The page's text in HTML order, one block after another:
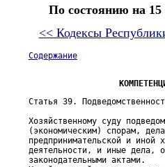
По состоянию на 15
<< Кодексы
Содержание
Статья 39. Подведомственность дел хозяйственному суду

Хозяйственному суду подведомственны дела по хозяйственным
(экономическим) спорам, дела, связанные с осуществлением
предпринимательской и иной хозяйственной (экономической)
деятельности, и иные дела, отнесенные к его подведомственности
законодательными актами.
Хозяйственный суд разрешает хозяйственные (экономические) споры
и рассматривает иные дела с участием юридических лиц, индивидуальных
предпринимателей, а в случаях, предусмотренных настоящим Кодексом и
иными законодательными актами, с участием Республики Беларусь,
административно-территориальных единиц Республики Беларусь,
государственных органов, органов местного управления и
самоуправления, организаций, не являющихся юридическими лицами,
должностных лиц и граждан.
Заявление, принятое хозяйственным судом к своему производству с
соблюдением правил подведомственности, должно быть рассмотрено им по
существу, в том числе и в случае, если к участию в деле в качестве
третьего лица, не заявляющего самостоятельных требований на предмет
спора, был привлечен гражданин, не являющийся индивидуальным
предпринимателем.
Хозяйственный суд рассматривает также подведомственные ему дела
с участием юридических лиц, организаций, не являющихся юридическими
лицами, индивидуальных предпринимателей и граждан Республики
Беларусь, а также иностранных организаций, международных
организаций, организаций с иностранными инвестициями, иностранных
граждан, лиц без гражданства и беженцев, осуществляющих
предпринимательскую деятельность, если иное не предусмотрено
международным договором Республики Беларусь.

Статья 40. Передача споров на разрешение международного
арбитражного (третейского) суда

По письменному соглашению сторон спор, возникающий из
гражданских правоотношений и подведомственный хозяйственному суду,
до принятия им решения может быть передан сторонами на рассмотрение
международного арбитражного (третейского) суда.
О передаче спора на рассмотрение международного арбитражного
(третейского) суда выносится определение, которое может быть
обжаловано в порядке, установленном настоящим Кодексом.

Статья 41. Подведомственность споров, возникающих
из гражданских и иных правоотношений

Хозяйственный суд, если иное не установлено законодательными
актами, разрешает в порядке приказного или искового производства
возникающие из гражданских и иных правоотношений хозяйственные
(экономические) споры и рассматривает иные дела, связанные с
осуществлением предпринимательской и иной хозяйственной
(экономической) деятельности юридическими лицами и индивидуальными
предпринимателями, а в случаях, предусмотренных настоящим Кодексом и
иными законодательными актами, - организациями, не являющимися
юридическими лицами, и гражданами.
К хозяйственным (экономическим) спорам, разрешаемым
хозяйственным судом, относятся споры о (об):
разногласиях, возникших при заключении договора, обязанность
заключения которого предусмотрена законодательством;
разногласиях, возникших при заключении договора, передача
которых на рассмотрение хозяйственного суда согласована сторонами
договора;
изменении или расторжении договора;
невыполнении или ненадлежащем выполнении обязательств;
признании права, в том числе права собственности;
истребовании собственником или иным законным владельцем
имущества из чужого незаконного владения;
нарушении прав собственника или иного законного владельца, не
связанных с лишением владения;
возмещении убытков.
Законодательными актами к подведомственности хозяйственного
суда могут быть отнесены и иные дела.

Статья 42. Подведомственность возникающих из административных
и иных публичных правоотношений хозяйственных
(экономических) споров и иных дел

Хозяйственный суд в порядке административного судопроизводства
разрешает возникающие из административных и иных публичных
правоотношений хозяйственные (экономические) споры и рассматривает
иные дела, связанные с осуществлением юридическими лицами,
индивидуальными предпринимателями и гражданами предпринимательской и
иной хозяйственной (экономической) деятельности, о (об):
признании недействительным ненормативного правового акта
государственного органа, органа местного управления и
самоуправления, иного органа или должностного лица, которым
затрагиваются права и законные интересы заявителя в сфере
предпринимательской и иной хозяйственной (экономической)
деятельности;
обжаловании действий (бездействия) государственного органа,
органа местного управления и самоуправления, иного органа или
должностного лица, которыми затрагиваются права и законные интересы
заявителя в сфере предпринимательской и иной хозяйственной
(экономической) деятельности;
административных правонарушениях, если законодательными актами
их рассмотрение отнесено к компетенции хозяйственного суда;
взыскании с юридических лиц, индивидуальных предпринимателей и
граждан, осуществляющих предпринимательскую и иную хозяйственную
(экономическую) деятельность, налогов, обязательных платежей,
санкций, если иной порядок их взыскания не установлен
законодательными актами;
признании не подлежащим исполнению исполнительного или иного
документа, по которому